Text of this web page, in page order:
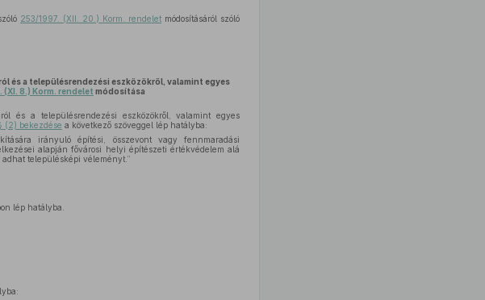
253/1997. (XII. 20.) Korm. rendelet módosításáról szóló
a településrendezési eszközökről, valamint egyes
(XI. 8.) Korm. rendelet módosítása
és a településrendezési eszközökről, valamint egyes
(2) bekezdése a következő szöveggel lép hatályba:
irányuló építési, összevont vagy fennmaradási
alapján fővárosi helyi építészeti értékvédelem alá
településképi véleményt.”
lép hatályba.